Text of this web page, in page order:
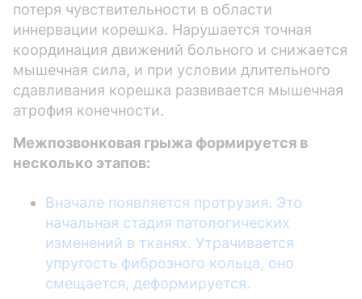
потеря чувствительности в области
иннервации корешка. Нарушается точная
координация движений больного и снижается
мышечная сила, и при условии длительного
сдавливания корешка развивается мышечная
атрофия конечности.
Межпозвонковая грыжа формируется в
несколько этапов:
Вначале появляется протрузия. Это
начальная стадия патологических
изменений в тканях. Утрачивается
упругость фиброзного кольца, оно
смещается, деформируется.